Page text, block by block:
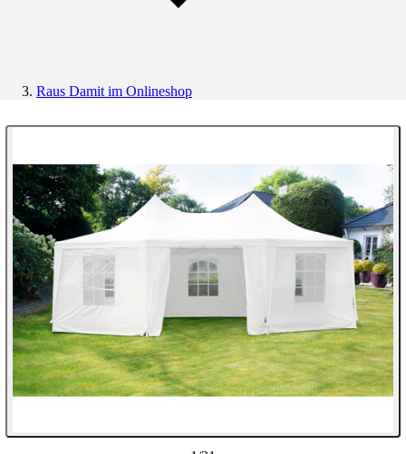
Raus Damit im Onlineshop